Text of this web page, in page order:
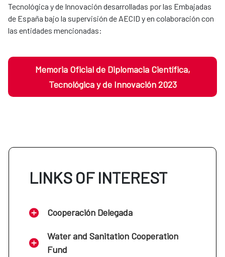
Tecnológica y de Innovación desarrolladas por las Embajadas
de España bajo la supervisión de AECID y en colaboración con
las entidades mencionadas:
Memoria Oficial de Diplomacia Científica,
Tecnológica y de Innovación 2023
LINKS OF INTEREST
Cooperación Delegada
Water and Sanitation Cooperation
Fund